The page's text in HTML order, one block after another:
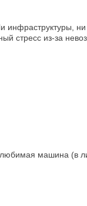
стресс из-за
машина (в